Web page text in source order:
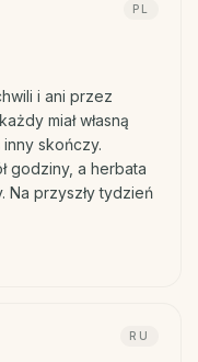
PL
i ani przez
miał własną
skończy.
godziny, a herbata
Na przyszły tydzień
RU